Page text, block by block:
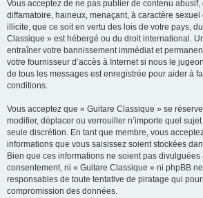
Vous acceptez de ne pas publier de contenu
diffamatoire, haineux, menaçant, à caractère sexuel
illicite, que ce soit en vertu des lois de votre pays,
Classique » est hébergé ou du droit international.
entraîner votre bannissement immédiat et
votre fournisseur d’accès à Internet si nous le
de tous les messages est enregistrée pour aider à
conditions.
Vous acceptez que « Guitare Classique » se
modifier, déplacer ou verrouiller n’importe quel
seule discrétion. En tant que membre, vous
informations que vous saisissez soient stockées
Bien que ces informations ne soient pas divulguées
consentement, ni « Guitare Classique » ni phpBB
responsables de toute tentative de piratage qui
compromission des données.